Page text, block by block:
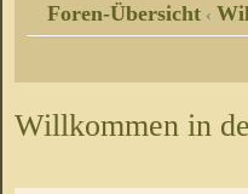
Foren-Übersicht ‹
Willkommen in